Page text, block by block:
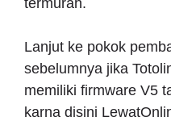
Lanjut ke pokok
sebelumnya jika
memiliki firmware V5
karna disini